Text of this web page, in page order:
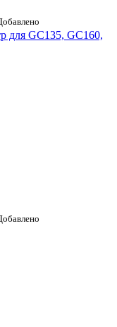
для GC135, GC160,